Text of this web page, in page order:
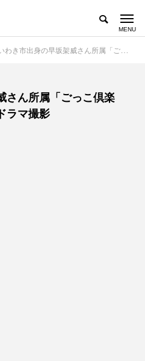
わき市出身の早坂架威さん所属「ごっこ倶楽部」ふくしまＤＣ向けドラマ撮影
さん所属「ごっこ倶楽
ラマ撮影